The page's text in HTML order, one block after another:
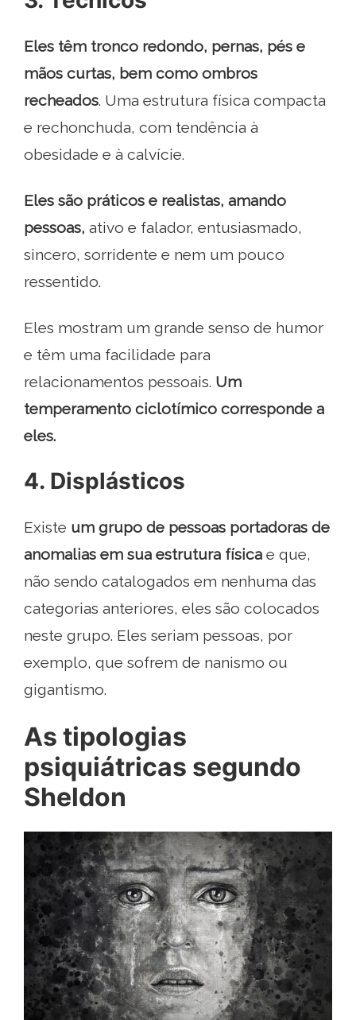
Eles têm tronco redondo, pernas, pés e
mãos curtas, bem como ombros
recheados. Uma estrutura física compacta
e rechonchuda, com tendência à
obesidade e à calvície.
Eles são práticos e realistas, amando
pessoas, ativo e falador, entusiasmado,
sincero, sorridente e nem um pouco
ressentido.
Eles mostram um grande senso de humor
e têm uma facilidade para
relacionamentos pessoais. Um
temperamento ciclotímico corresponde a
eles.
4. Displásticos
Existe um grupo de pessoas portadoras de
anomalias em sua estrutura física e que,
não sendo catalogados em nenhuma das
categorias anteriores, eles são colocados
neste grupo. Eles seriam pessoas, por
exemplo, que sofrem de nanismo ou
gigantismo.
As tipologias
psiquiátricas segundo
Sheldon